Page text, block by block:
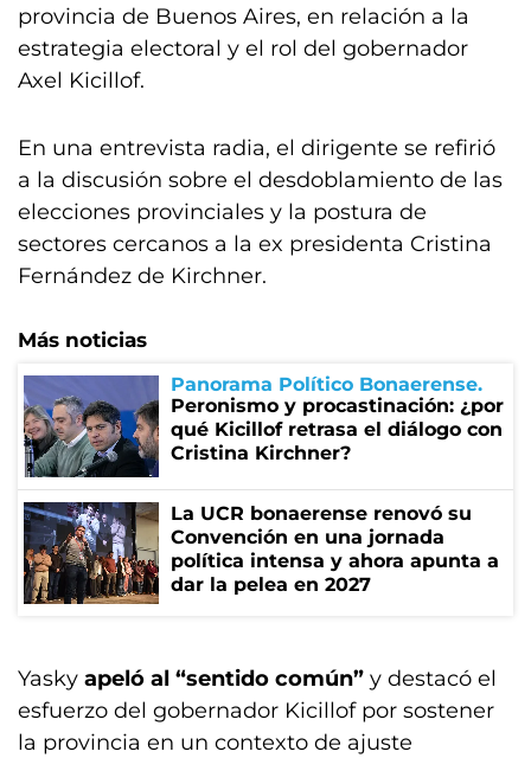
provincia de Buenos Aires, en relación a la
estrategia electoral y el rol del gobernador
Axel Kicillof.
En una entrevista radia, el dirigente se refirió
a la discusión sobre el desdoblamiento de las
elecciones provinciales y la postura de
sectores cercanos a la ex presidenta Cristina
Fernández de Kirchner.
Más noticias
Panorama Político Bonaerense
Peronismo y procastinación: ¿por
qué Kicillof retrasa el diálogo con
Cristina Kirchner?
La UCR bonaerense renovó su
Convención en una jornada
política intensa y ahora apunta a
dar la pelea en 2027
Yasky apeló al “sentido común” y destacó el
esfuerzo del gobernador Kicillof por sostener
la provincia en un contexto de ajuste